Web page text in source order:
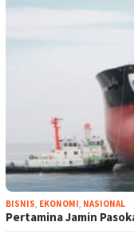
BISNIS, EKONOMI, NASIONAL
Pertamina Jamin